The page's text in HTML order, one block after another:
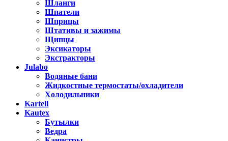
Шланги
Шпатели
Шприцы
Штативы и зажимы
Щипцы
Эксикаторы
Экстракторы
Julabo
Водяные бани
Жидкостные термостаты/охладители
Холодильники
Kartell
Kautex
Бутылки
Ведра